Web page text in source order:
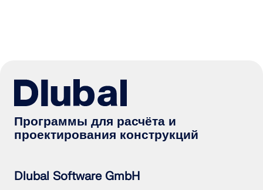
Программы для расчёта и
проектирования конструкций
Dlubal Software GmbH